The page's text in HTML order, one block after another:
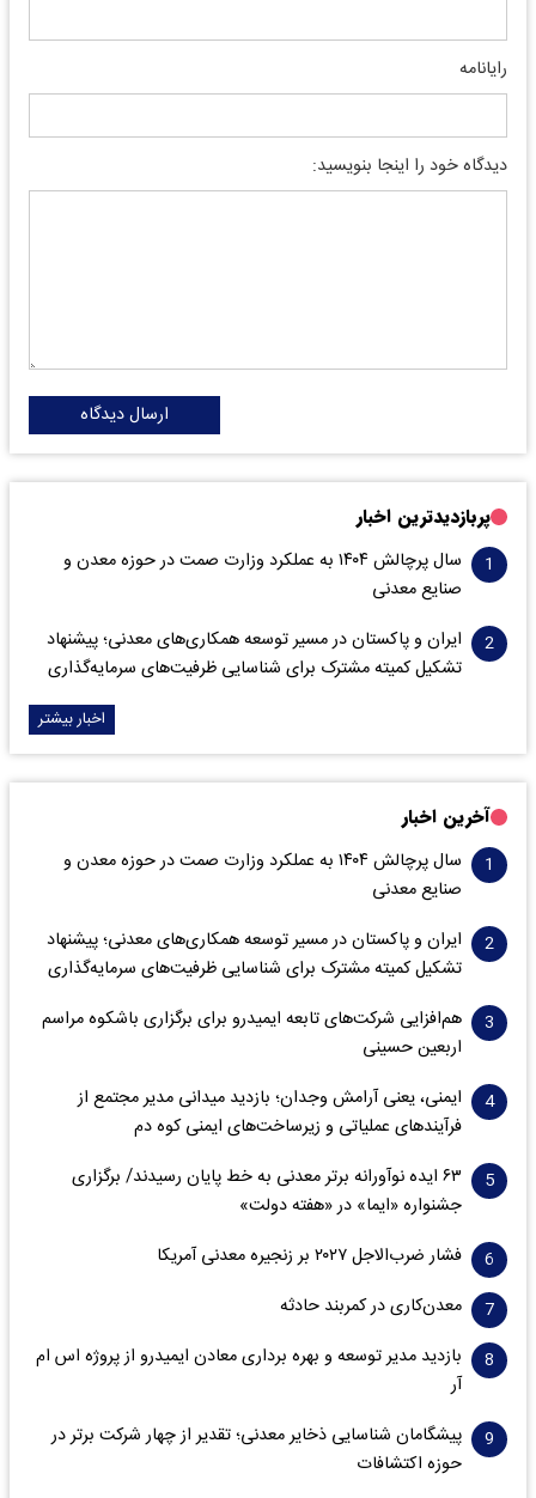
رایانامه
دیدگاه خود را اینجا بنویسید:
ارسال دیدگاه
پربازدیدترین اخبار
سال پرچالش ۱۴۰۴ به عملکرد وزارت صمت در حوزه معدن و
صنایع معدنی
ایران و پاکستان در مسیر توسعه همکاری‌های معدنی؛ پیشنهاد
تشکیل کمیته مشترک برای شناسایی ظرفیت‌های سرمایه‌گذاری
اخبار بیشتر
آخرین اخبار
سال پرچالش ۱۴۰۴ به عملکرد وزارت صمت در حوزه معدن و
صنایع معدنی
ایران و پاکستان در مسیر توسعه همکاری‌های معدنی؛ پیشنهاد
تشکیل کمیته مشترک برای شناسایی ظرفیت‌های سرمایه‌گذاری
هم‌افزایی شرکت‌های تابعه ایمیدرو برای برگزاری باشکوه مراسم
اربعین حسینی
ایمنی، یعنی آرامش وجدان؛ بازدید میدانی مدیر مجتمع از
فرآیندهای عملیاتی و زیرساخت‌های ایمنی کوه دم
۶۳ ایده نوآورانه برتر معدنی به خط پایان رسیدند/ برگزاری
جشنواره «ایما» در «هفته دولت»
فشار ضرب‌الاجل ۲۰۲۷ بر زنجیره معدنی آمریکا
معدن‌کاری در کمربند حادثه
بازدید مدیر توسعه و بهره برداری معادن ایمیدرو از پروژه اس ام
آر
پیشگامان شناسایی ذخایر معدنی؛ تقدیر از چهار شرکت برتر در
حوزه اکتشافات‌